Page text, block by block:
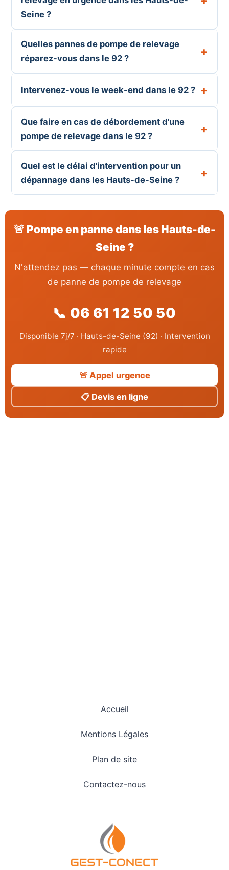
Seine ?
Quelles pannes de pompe de relevage
réparez-vous dans le 92 ?
Intervenez-vous le week-end dans le 92 ?
Que faire en cas de débordement d'une
pompe de relevage dans le 92 ?
Quel est le délai d'intervention pour un
dépannage dans les Hauts-de-Seine ?
🚨 Pompe en panne dans les Hauts-de-
Seine ?
N'attendez pas — chaque minute compte en cas
de panne de pompe de relevage
📞 06 61 12 50 50
Disponible 7j/7 · Hauts-de-Seine (92) · Intervention
rapide
🚨 Appel urgence
📋 Devis en ligne
Accueil
Mentions Légales
Plan de site
Contactez-nous